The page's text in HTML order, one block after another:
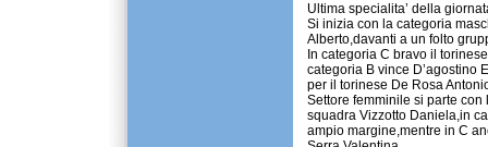
Ultima specialita’ della
Si inizia con la categoria
Alberto,davanti a un folto
In categoria C bravo il
categoria B vince D’agostino
per il torinese De Rosa
Settore femminile si parte
squadra Vizzotto Daniela,in
ampio margine,mentre in C